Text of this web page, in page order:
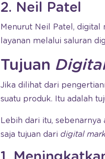
2. Neil Patel
Menurut Neil Patel,
layanan melalui saluran
Tujuan
Jika dilihat dari
suatu produk. Itu adalah
Lebih dari itu,
saja tujuan dari digital